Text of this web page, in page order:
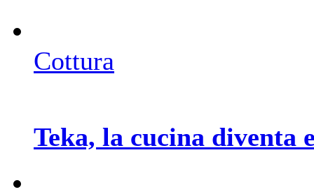
Cottura
Teka, la cucina diventa